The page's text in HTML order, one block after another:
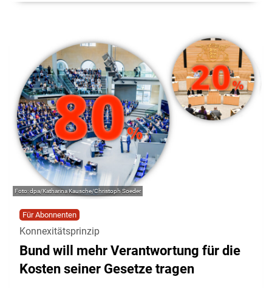
dpa/Katharina Kausche/Christoph Soeder
Für Abonnenten
Konnexitätsprinzip
Bund will mehr Verantwortung für die
Kosten seiner Gesetze tragen